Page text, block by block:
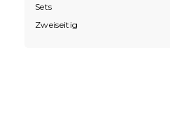
Sets
Zweiseitig